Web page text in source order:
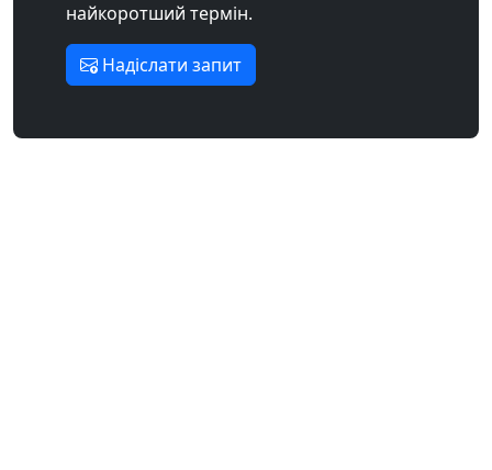
найкоротший термін.
Надіслати запит